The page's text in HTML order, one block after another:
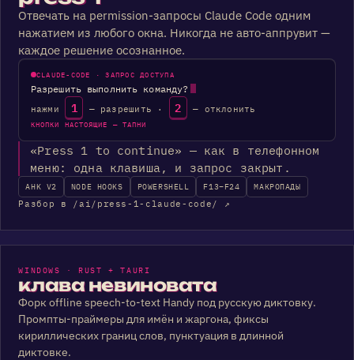
Отвечать на permission-запросы Claude Code одним
нажатием из любого окна. Никогда не авто-аппрувит —
каждое решение осознанное.
CLAUDE-CODE · ЗАПРОС ДОСТУПА
Разрешить выполнить команду?
нажми 1 — разрешить · 2 — отклонить
КНОПКИ НАСТОЯЩИЕ — ТАПНИ
«Press 1 to continue» — как в телефонном
меню: одна клавиша, и запрос закрыт.
AHK V2 NODE HOOKS POWERSHELL F13–F24 МАКРОПАДЫ
Разбор в /ai/press-1-claude-code/ ↗
WINDOWS · RUST + TAURI
клава невиновата
Форк offline speech-to-text Handy под русскую диктовку.
Промпты-праймеры для имён и жаргона, фиксы
кириллических границ слов, пунктуация в длинной
диктовке.